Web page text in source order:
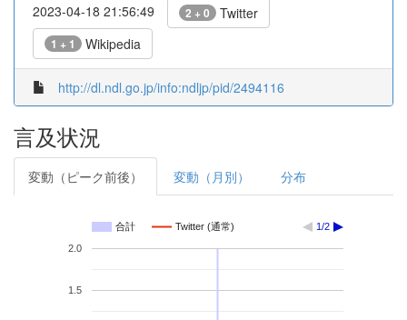
2023-04-18 21:56:49 2 + 0 Twitter
1 + 1 Wikipedia
http://dl.ndl.go.jp/info:ndljp/pid/2494116
言及状況
変動（ピーク前後） 変動（月別） 分布
合計 Twitter (通常) 1/2
1.5
2.0